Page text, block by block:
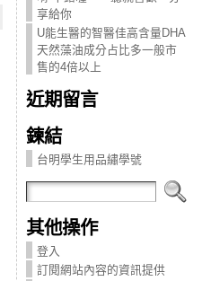
享給你
U能生醫的智醫佳高含量DHA
天然藻油成分占比多一般市
售的4倍以上
近期留言
鍊結
台明學生用品繡學號
其他操作
登入
訂閱網站內容的資訊提供